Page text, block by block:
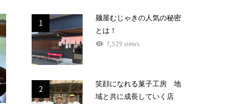
1
麺屋むじゃきの人気の秘密
とは！
7,529 views
2
笑顔になれる菓子工房 地
域と共に成長していく店